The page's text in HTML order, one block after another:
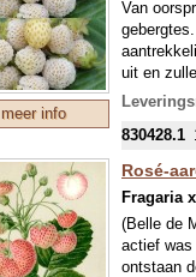
sterk
uitlopers
Onze
mei
eventuele
meer info
Van
uit en
de perzik
nieuwe
mei
eventuele
830428.1
Rosé-
Fragaria
(Belle de
actief was
ontstaan